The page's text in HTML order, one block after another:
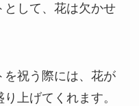
して、花は欠かせ
祝う際には、花が
上げてくれます。